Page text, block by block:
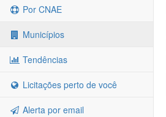
Por CNAE
Municípios
Tendências
Licitações perto de você
Alerta por email